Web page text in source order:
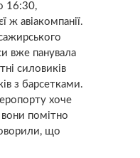
16:30,
ж авіакомпанії.
вже панувала
силовиків
з барсетками.
хоче
помітно
що